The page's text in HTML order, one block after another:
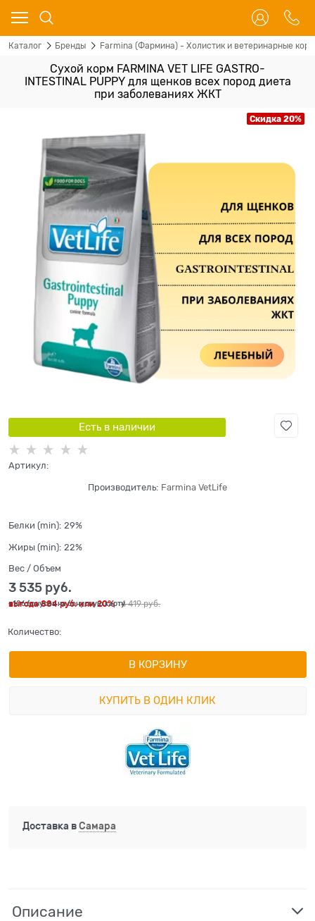
Каталог Бренды Farmina (Фармина) - Холистик и ветеринарные
Сухой корм FARMINA VET LIFE GASTRO-
INTESTINAL PUPPY для щенков всех пород диета
при заболеваниях ЖКТ
Скидка 20%
Есть в наличии
Артикул:
Производитель: Farmina VetLife
Белки (min): 29%
Жиры (min): 22%
Вес / Объем
4 419 руб.
3 535 руб.
выгода884 руб.или20%
+106 бонусов на бонусную карту
Количество:
В КОРЗИНУ
КУПИТЬ В ОДИН КЛИК
Доставка вСамара
Описание